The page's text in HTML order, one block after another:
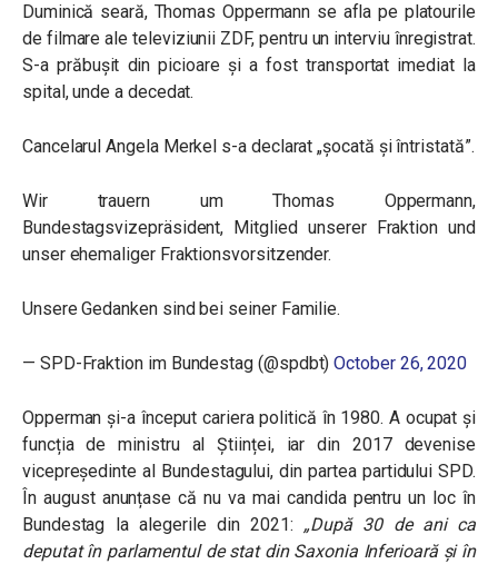
Duminică seară, Thomas Oppermann se afla pe platourile
de filmare ale televiziunii ZDF, pentru un interviu înregistrat.
S-a prăbușit din picioare și a fost transportat imediat la
spital, unde a decedat.
Cancelarul Angela Merkel s-a declarat „șocată și întristată”.
Wir trauern um Thomas Oppermann,
Bundestagsvizepräsident, Mitglied unserer Fraktion und
unser ehemaliger Fraktionsvorsitzender.
Unsere Gedanken sind bei seiner Familie.
— SPD-Fraktion im Bundestag (@spdbt)October 26, 2020
Opperman și-a început cariera politică în 1980. A ocupat și
funcția de ministru al Științei, iar din 2017 devenise
vicepreședinte al Bundestagului, din partea partidului SPD.
În august anunțase că nu va mai candida pentru un loc în
Bundestag la alegerile din 2021: „După 30 de ani ca
deputat în parlamentul de stat din Saxonia Inferioară și în